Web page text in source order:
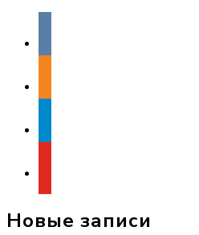
Новые записи